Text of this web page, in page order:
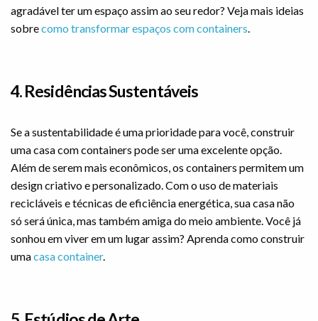
agradável ter um espaço assim ao seu redor? Veja mais ideias
sobrecomo transformar espaços com containers.
4. Residências Sustentáveis
Se a sustentabilidade é uma prioridade para você, construir
uma casa com containers pode ser uma excelente opção.
Além de serem mais econômicos, os containers permitem um
design criativo e personalizado. Com o uso de materiais
recicláveis e técnicas de eficiência energética, sua casa não
só será única, mas também amiga do meio ambiente. Você já
sonhou em viver em um lugar assim? Aprenda como construir
umacasa container.